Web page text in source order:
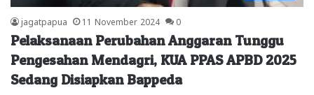
jagatpapua 11 November 2024 0
Pelaksanaan Perubahan Anggaran Tunggu
Pengesahan Mendagri, KUA PPAS APBD 2025
Sedang Disiapkan Bappeda